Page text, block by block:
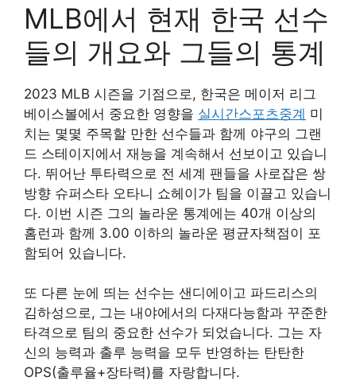
MLB에서 현재 한국 선수
들의 개요와 그들의 통계
2023 MLB 시즌을 기점으로, 한국은 메이저 리그
베이스볼에서 중요한 영향을 실시간스포츠중계 미
치는 몇몇 주목할 만한 선수들과 함께 야구의 그랜
드 스테이지에서 재능을 계속해서 선보이고 있습니
다. 뛰어난 투타력으로 전 세계 팬들을 사로잡은 쌍
방향 슈퍼스타 오타니 쇼헤이가 팀을 이끌고 있습니
다. 이번 시즌 그의 놀라운 통계에는 40개 이상의
홈런과 함께 3.00 이하의 놀라운 평균자책점이 포
함되어 있습니다.
또 다른 눈에 띄는 선수는 샌디에이고 파드리스의
김하성으로, 그는 내야에서의 다재다능함과 꾸준한
타격으로 팀의 중요한 선수가 되었습니다. 그는 자
신의 능력과 출루 능력을 모두 반영하는 탄탄한
OPS(출루율+장타력)를 자랑합니다.